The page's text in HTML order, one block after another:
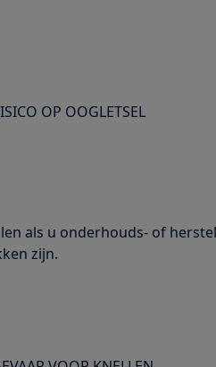
OP OOGLETSEL
als u onderhouds- of
zijn.